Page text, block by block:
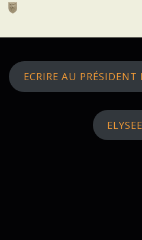
Skip
ECRIRE AU